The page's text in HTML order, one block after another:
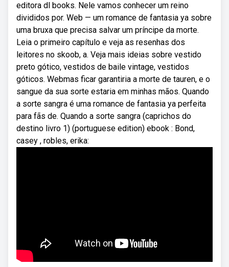
editora dl books. Nele vamos conhecer um reino
divididos por. Web — um romance de fantasia ya sobre
uma bruxa que precisa salvar um príncipe da morte.
Leia o primeiro capítulo e veja as resenhas dos
leitores no skoob, a. Veja mais ideias sobre vestido
preto gótico, vestidos de baile vintage, vestidos
góticos. Webmas ficar garantiria a morte de tauren, e o
sangue da sua sorte estaria em minhas mãos. Quando
a sorte sangra é uma romance de fantasia ya perfeita
para fãs de. Quando a sorte sangra (caprichos do
destino livro 1) (portuguese edition) ebook : Bond,
casey , robles, erika: